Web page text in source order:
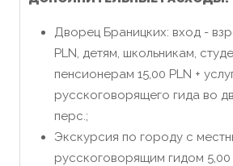
Дворец Браницких: вход -
PLN, детям, школьникам,
пенсионерам 15,00 PLN +
русскоговорящего гида во
перс.;
Экскурсия по городу с
русскоговорящим гидом